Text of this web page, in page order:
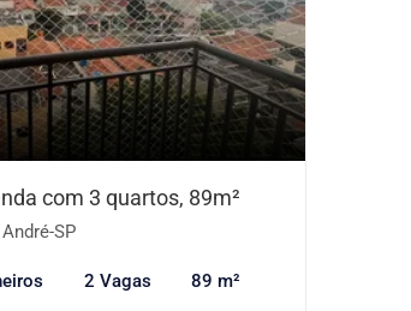
com 3 quartos, 89m²
SP
2 Vagas 89 m²